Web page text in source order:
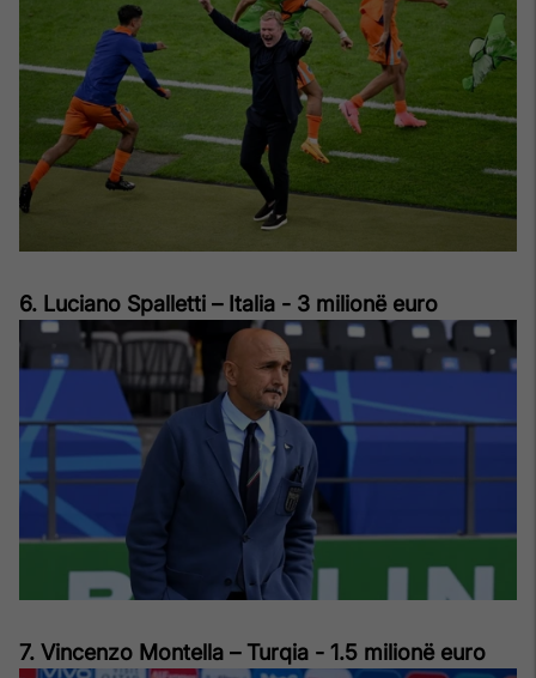
6. Luciano Spalletti – Italia - 3 milionë euro
7. Vincenzo Montella – Turqia - 1.5 milionë euro